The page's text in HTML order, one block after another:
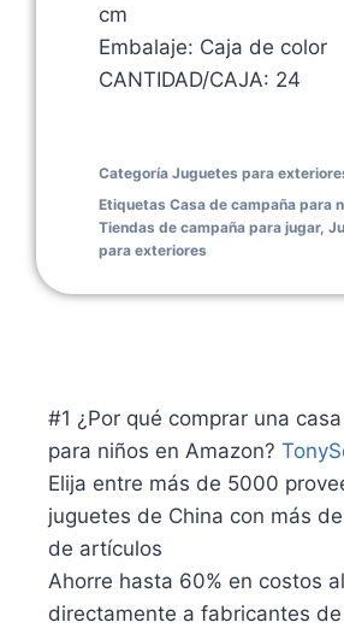
cm
Embalaje: Caja de color
CANTIDAD/CAJA: 24
Categoría Juguetes para
Etiquetas Casa de campaña para
Tiendas de campaña para jugar,
para exteriores
#1 ¿Por qué comprar una
para niños en Amazon?
Elija entre más de 5000
juguetes de China con más
de artículos
Ahorre hasta 60% en costos
directamente a fabricantes